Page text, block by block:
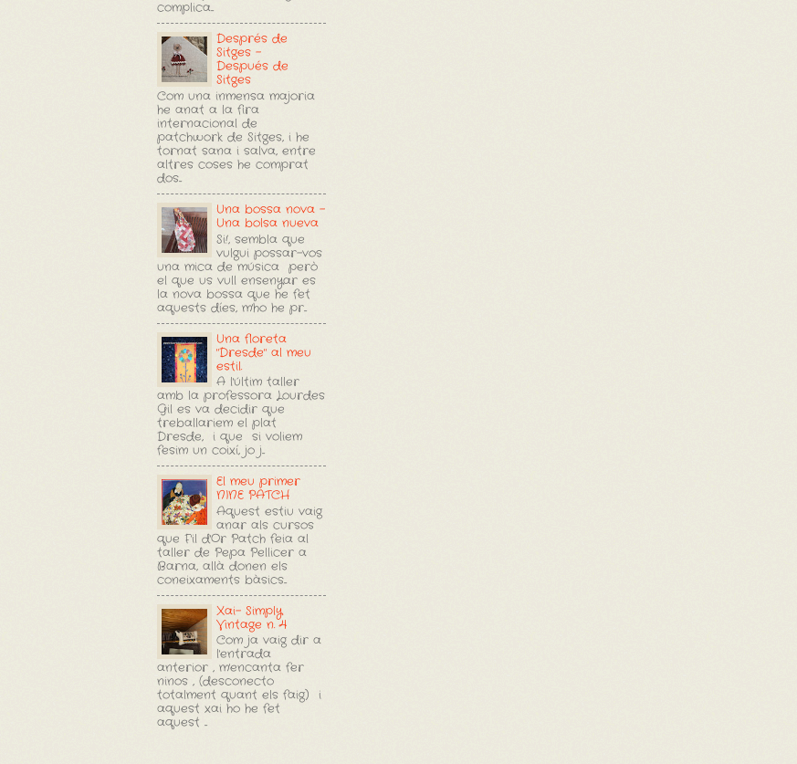
complica...
Després de
Sitges -
Después de
Sitges
Com una inmensa majoria
he anat a la fira
internacional de
patchwork de Sitges, i he
tornat sana i salva, entre
altres coses he comprat
dos...
Una bossa nova -
Una bolsa nueva
Si!, sembla que
vulgui possar-vos
una mica de música però
el que us vull ensenyar es
la nova bossa que he fet
aquests díes, m'ho he pr...
Una floreta
"Dresde" al meu
estil.
A l'últim taller
amb la professora Lourdes
Gil es va decidir que
treballariem el plat
Dresde, i que si voliem
fesim un coixí, jo j...
El meu primer
NINE PATCH
Aquest estiu vaig
anar als cursos
que F'il d'Or Patch feia al
taller de Pepa Pellicer a
Barna, allà donen els
coneixaments bàsics...
Xai- Simply
Vintage n. 4
Com ja vaig dir a
l'entrada
anterior , m'encanta fer
ninos , (desconecto
totalment quant els faig) i
aquest xai ho he fet
aquest ...